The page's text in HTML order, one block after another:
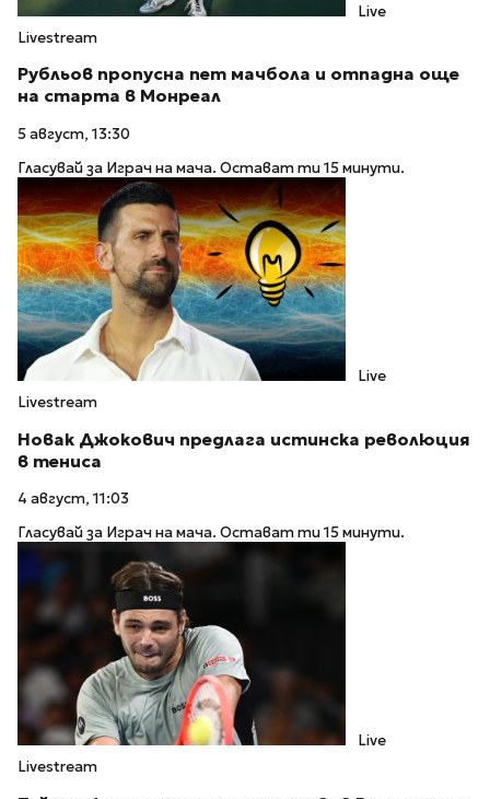
Live
Livestream
Рубльов пропусна пет мачбола и отпадна още
на старта в Монреал
5 август, 13:30
Гласувай за Играч на мача. Остават ти 15 минути.
Live
Livestream
Новак Джокович предлага истинска революция
в тениса
4 август, 11:03
Гласувай за Играч на мача. Остават ти 15 минути.
Live
Livestream